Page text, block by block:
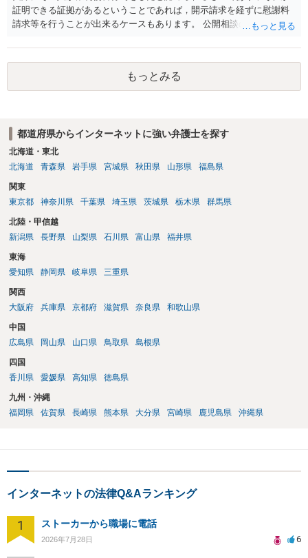
証明できる証拠があるということであれば，開示請求を経ずに慰謝料
請求等を行うことが出来るケースもあります。 公開相談の場では回答
に個別に相談されると良いでしょう。
もっとみる
都道府県からインターネットに強い弁護士を探す
北海道・東北
北海道
青森県 岩手県 宮城県 秋田県 山形県 福島県
関東
東京都
神奈川県 千葉県 埼玉県 茨城県 栃木県 群馬県
北陸・甲信越
新潟県
長野県 山梨県 石川県 富山県 福井県
東海
愛知県
静岡県 岐阜県 三重県
関西
大阪府
兵庫県 京都府 滋賀県 奈良県 和歌山県
中国
広島県
岡山県 山口県 鳥取県 島根県
四国
香川県
愛媛県 高知県 徳島県
九州・沖縄
福岡県
佐賀県 長崎県 熊本県 大分県 宮崎県 鹿児島県 沖縄県
インターネットの法律Q&Aランキング
1 ストーカーから職場に電話
2026年7月28日 6